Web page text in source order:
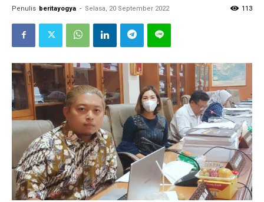
Penulis beritayogya - Selasa, 20 September 2022 113